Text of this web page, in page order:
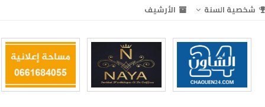
شخصية السنة الأرشيف